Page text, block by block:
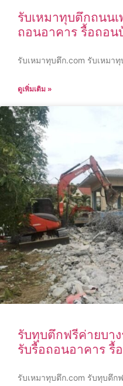
รับเหมาทุบตึกถนน
ถอนอาคาร รื้อถอน
รับเหมาทุบตึก.com รับเหมา
ดูเพิ่มเติม »
รับทุบตึกฟรีค่ายบา
รับรื้อถอนอาคาร รื้
รับเหมาทุบตึก.com รับทุบตึก